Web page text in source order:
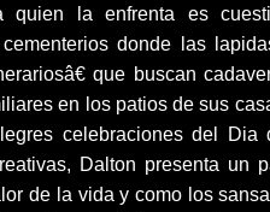
quien la enfrenta es
donde las
que buscan
en los patios de sus
celebraciones del Dia
Dalton presenta un
de la vida y como los